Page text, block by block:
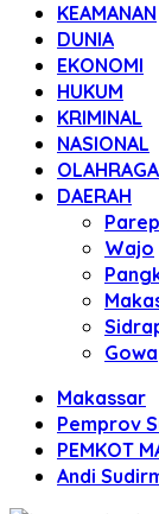
KEAMANAN
DUNIA
EKONOMI
HUKUM
KRIMINAL
NASIONAL
OLAHRAGA
DAERAH
Wajo
Gowa
Makassar
Pemprov
PEMKOT
Andi